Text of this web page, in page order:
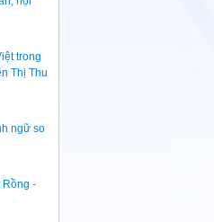
trong
Thị Thu
ngữ so
Rồng -